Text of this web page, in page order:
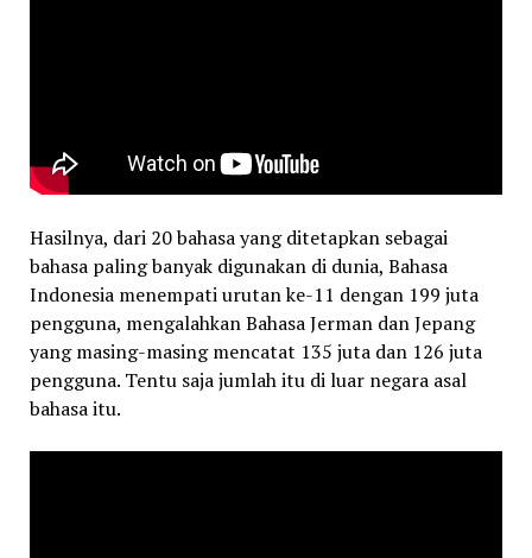
Hasilnya, dari 20 bahasa yang ditetapkan sebagai
bahasa paling banyak digunakan di dunia, Bahasa
Indonesia menempati urutan ke-11 dengan 199 juta
pengguna, mengalahkan Bahasa Jerman dan Jepang
yang masing-masing mencatat 135 juta dan 126 juta
pengguna. Tentu saja jumlah itu di luar negara asal
bahasa itu.